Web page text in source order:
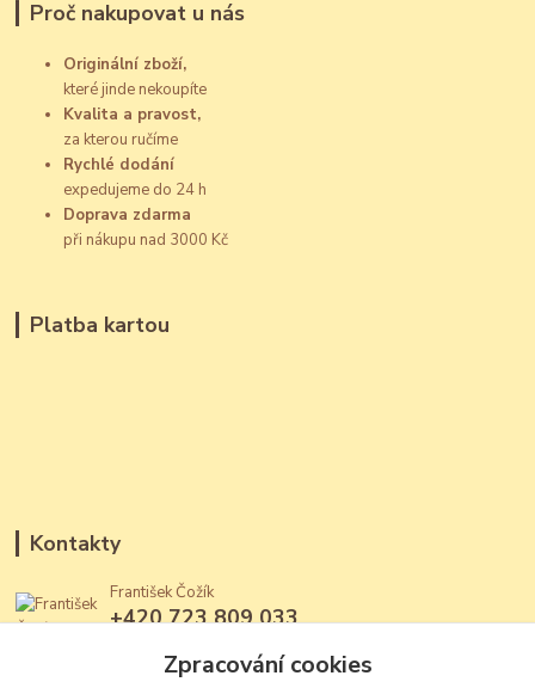
Proč nakupovat u nás
Originální zboží,
které jinde nekoupíte
Kvalita a pravost,
za kterou ručíme
Rychlé dodání
expedujeme do 24 h
Doprava zdarma
při nákupu nad 3000 Kč
Platba kartou
Kontakty
František Čožík
+420 723 809 033
Zpracování cookies